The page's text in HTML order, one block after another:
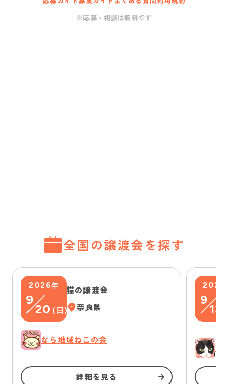
※応募・相談は無料です
全国の譲渡会を探す
2026年
9
20 ( 日 )
猫の譲渡会
奈良県
なら地域ねこの会
詳細を見る
2026
9
13
ゆ